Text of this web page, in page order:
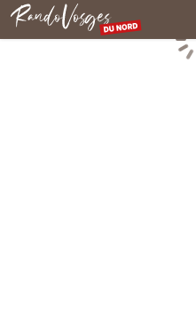
Rando Vosges du Nord